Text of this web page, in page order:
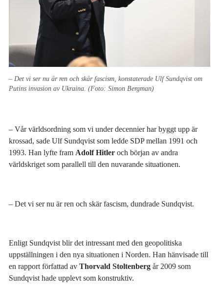
– Det vi ser nu är ren och skär fascism, konstaterade Ulf Sundqvist om
Putins invasion av Ukraina. (Foto: Simon Bergman)
– Vår världsordning som vi under decennier har byggt upp är
krossad, sade Ulf Sundqvist som ledde SDP mellan 1991 och
1993. Han lyfte fram Adolf Hitleroch början av andra
världskriget som parallell till den nuvarande situationen.
– Det vi ser nu är ren och skär fascism, dundrade Sundqvist.
Enligt Sundqvist blir det intressant med den geopolitiska
uppställningen i den nya situationen i Norden. Han hänvisade till
en rapport författad avThorvald Stoltenbergår 2009 som
Sundqvist hade upplevt som konstruktiv.